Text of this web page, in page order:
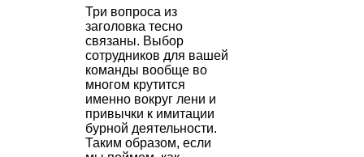
Три вопроса из
заголовка тесно
связаны. Выбор
сотрудников для вашей
команды вообще во
многом крутится
именно вокруг лени и
привычки к имитации
бурной деятельности.
Таким образом, если